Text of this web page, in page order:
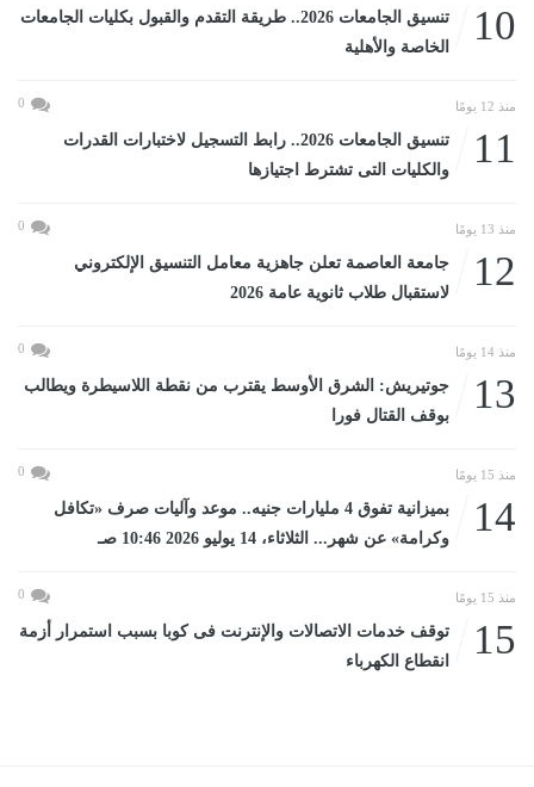
10
تنسيق الجامعات 2026.. طريقة التقدم والقبول بكليات الجامعات
الخاصة والأهلية
منذ 12 يومًا 0
11
تنسيق الجامعات 2026.. رابط التسجيل لاختبارات القدرات
والكليات التى تشترط اجتيازها
منذ 13 يومًا 0
12
جامعة العاصمة تعلن جاهزية معامل التنسيق الإلكتروني
لاستقبال طلاب ثانوية عامة 2026
منذ 14 يومًا 0
13
جوتيريش: الشرق الأوسط يقترب من نقطة اللاسيطرة ويطالب
بوقف القتال فورا
منذ 15 يومًا 0
14
بميزانية تفوق 4 مليارات جنيه.. موعد وآليات صرف «تكافل
وكرامة» عن شهر... الثلاثاء، 14 يوليو 2026 10:46 صـ
منذ 15 يومًا 0
15
توقف خدمات الاتصالات والإنترنت فى كوبا بسبب استمرار أزمة
انقطاع الكهرباء